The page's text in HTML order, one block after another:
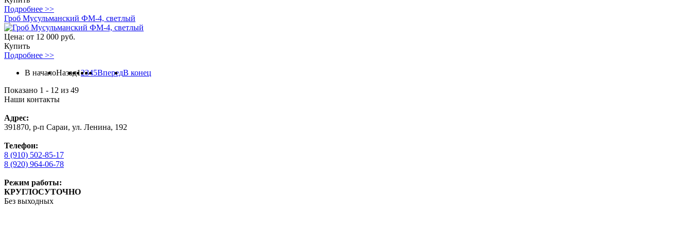
Подробнее >>
Гроб Мусульманский ФМ-4, светлый
Цена: от 12 000 руб.
Купить
Подробнее >>
В началоНазад12345ВпередВ конец
Показано 1 - 12 из 49
Наши контакты
Адрес:
391870, р-п Сараи, ул. Ленина, 192
Телефон:
8 (910) 502-85-17
8 (920) 964-06-78
Режим работы:
КРУГЛОСУТОЧНО
Без выходных